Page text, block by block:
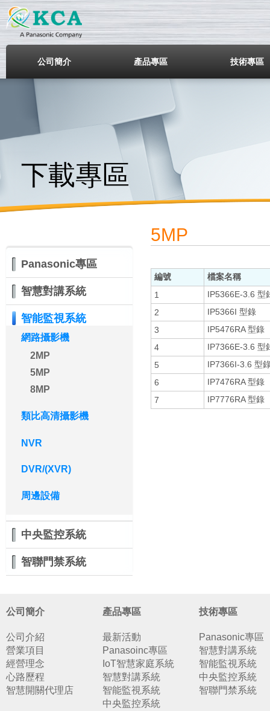
鎧鋒企業股份有限公司
公司簡介 產品專區 技術專區
下載專區
Panasonic專區
智慧對講系統
智能監視系統
網路攝影機
2MP
5MP
8MP
類比高清攝影機
NVR
DVR/(XVR)
周邊設備
中央監控系統
智聯門禁系統
5MP
編號
檔案名稱
1
IP5366E-3.6 型
2
IP5366I 型錄
3
IP5476RA 型錄
4
IP7366E-3.6 型
5
IP7366I-3.6 型
6
IP7476RA 型錄
7
IP7776RA 型錄
公司簡介
公司介紹
營業項目
經營理念
心路歷程
智慧開關代理店
產品專區
最新活動
Panasoinc專區
IoT智慧家庭系統
智慧對講系統
智能監視系統
中央監控系統
技術專區
Panasonic專區
智慧對講系統
智能監視系統
中央監控系統
智聯門禁系統